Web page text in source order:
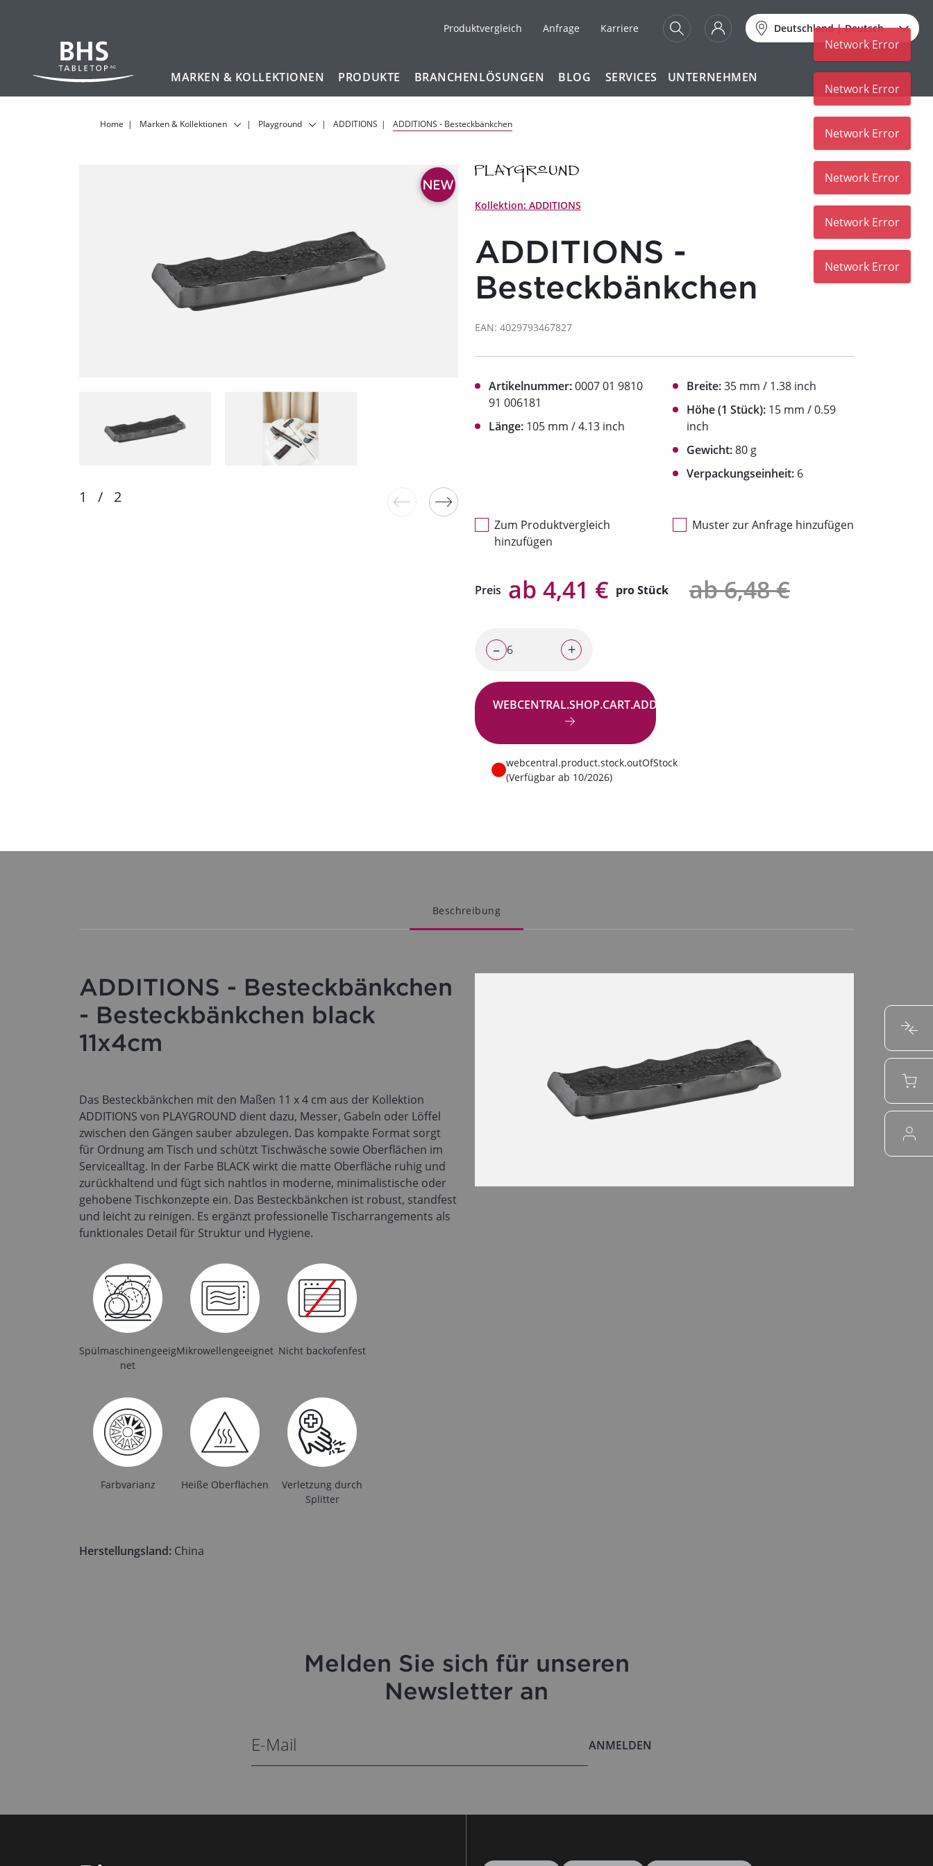
Produktvergleich Anfrage Karriere Deutschland|Deutsch
MARKEN & KOLLEKTIONEN PRODUKTE BRANCHENLÖSUNGEN BLOG SERVICES UNTERNEHMEN
Home Marken & Kollektionen Playground ADDITIONS ADDITIONS - Besteckbänkchen
Kollektion: ADDITIONS
ADDITIONS -
Besteckbänkchen
EAN: 4029793467827
Artikelnummer:0007 01 9810
91 006181
Länge: 105 mm / 4.13 inch
Breite:35 mm / 1.38 inch
Höhe (1 Stück): 15 mm / 0.59
inch
Gewicht:80 g
Verpackungseinheit: 6
Zum Produktvergleich
hinzufügen
Muster zur Anfrage hinzufügen
Preis ab 4,41 € pro Stück ab 6,48 €
– +
WEBCENTRAL.SHOP.CART.ADD.BUTTON
webcentral.product.stock.outOfStock
(Verfügbar ab 10/2026)
Beschreibung
ADDITIONS - Besteckbänkchen
- Besteckbänkchen black
11x4cm
Das Besteckbänkchen mit den Maßen 11 x 4 cm aus der Kollektion
ADDITIONS von PLAYGROUND dient dazu, Messer, Gabeln oder Löffel
zwischen den Gängen sauber abzulegen. Das kompakte Format sorgt
für Ordnung am Tisch und schützt Tischwäsche sowie Oberflächen im
Servicealltag. In der Farbe BLACK wirkt die matte Oberfläche ruhig und
zurückhaltend und fügt sich nahtlos in moderne, minimalistische oder
gehobene Tischkonzepte ein. Das Besteckbänkchen ist robust, standfest
und leicht zu reinigen. Es ergänzt professionelle Tischarrangements als
funktionales Detail für Struktur und Hygiene.
Spülmaschinengeeig
net
Mikrowellengeeignet Nicht backofenfest
Farbvarianz Heiße Oberflächen
Verletzung durch
Splitter
Herstellungsland: China
Melden Sie sich für unseren
Newsletter an
ANMELDEN
Network Error
Network Error
Network Error
Network Error
Network Error
Network Error